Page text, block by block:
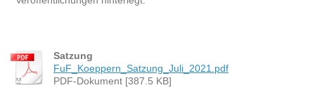
Satzung
FuF_Koeppern_Satzung_Juli_2021.pdf
PDF-Dokument [387.5 KB]